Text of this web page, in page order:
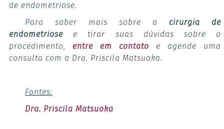
de endometriose.
Para saber mais sobre a cirurgia de
endometriose e tirar suas dúvidas sobre o
procedimento, entre em contato e agende uma
consulta com a Dra. Priscila Matsuoka.
Fontes:
Dra. Priscila Matsuoka